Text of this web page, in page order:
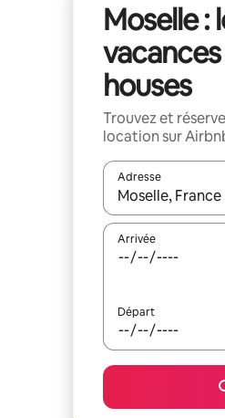
Moselle :
houses
Trouvez et
location sur
Adresse
Lorsque les
Arrivée
Départ